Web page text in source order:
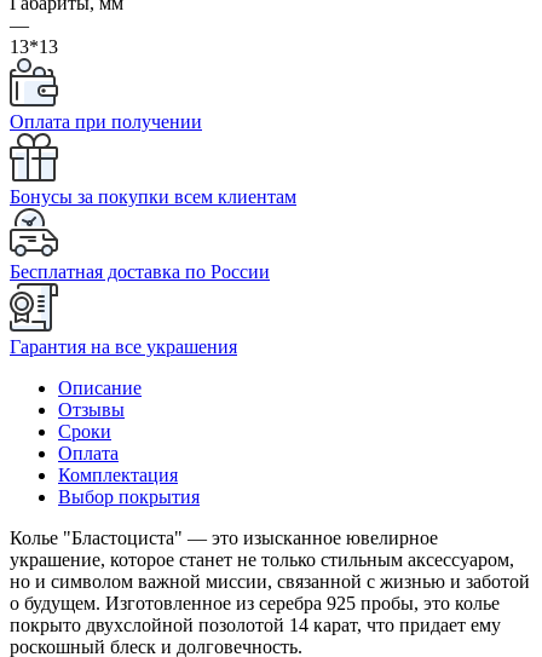
—
13*13
Оплата при получении
Бонусы за покупки всем клиентам
Бесплатная доставка по России
Гарантия на все украшения
Описание
Отзывы
Сроки
Оплата
Комплектация
Выбор покрытия
Колье "Бластоциста" — это изысканное ювелирное
украшение, которое станет не только стильным аксессуаром,
но и символом важной миссии, связанной с жизнью и заботой
о будущем. Изготовленное из серебра 925 пробы, это колье
покрыто двухслойной позолотой 14 карат, что придает ему
роскошный блеск и долговечность.